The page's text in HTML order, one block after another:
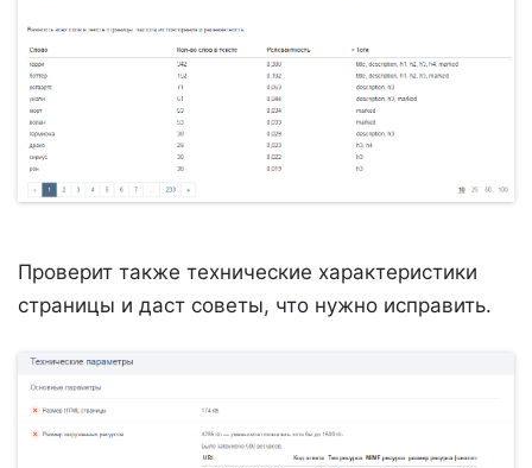
Проверит также технические характеристики
страницы и даст советы, что нужно исправить.